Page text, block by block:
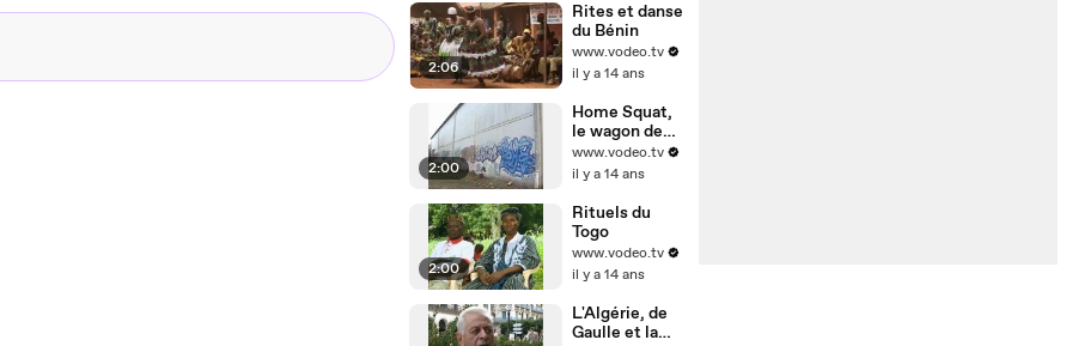
2:06
Rites et danse
du Bénin
www.vodeo.tv
il y a 14 ans
2:00
Home Squat,
le wagon des
punks
www.vodeo.tv
il y a 14 ans
2:00
Rituels du
Togo
www.vodeo.tv
il y a 14 ans
L'Algérie, de
Gaulle et la